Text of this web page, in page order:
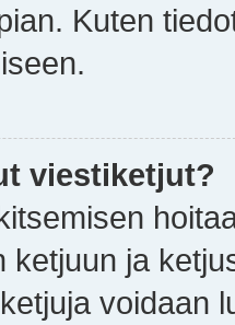
Kuten
viestiketjut?
ketjuun ja
voidaan